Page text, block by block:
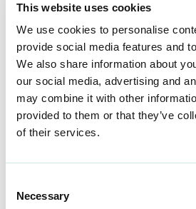
This website uses cookies
We use cookies to personalise
provide social media features and
We also share information about
our social media, advertising and
may combine it with other
provided to them or that they’ve
of their services.
Selection
Necessary
”Homma on mennyt niin
tutkinnollani ole edes
Ajatus siitä, että oma
teknologialla
”Moni tekemäni työ on
automatisoida”
roskaa, jota voi tuottaa